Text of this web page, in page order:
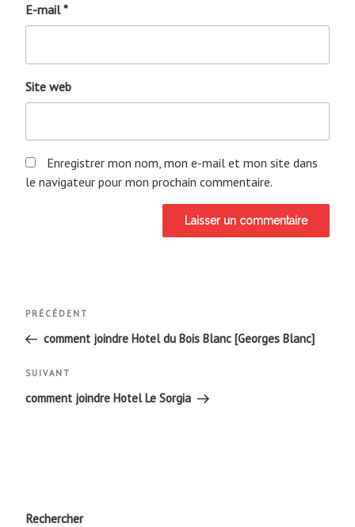
E-mail*
Site web
Enregistrer mon nom, mon e-mail et mon site dans
le navigateur pour mon prochain commentaire.
Navigation
de
l’article
Article
précédent
PRÉCÉDENT
comment joindre Hotel du Bois Blanc [Georges Blanc]
Article
suivant
SUIVANT
comment joindre Hotel Le Sorgia
Rechercher